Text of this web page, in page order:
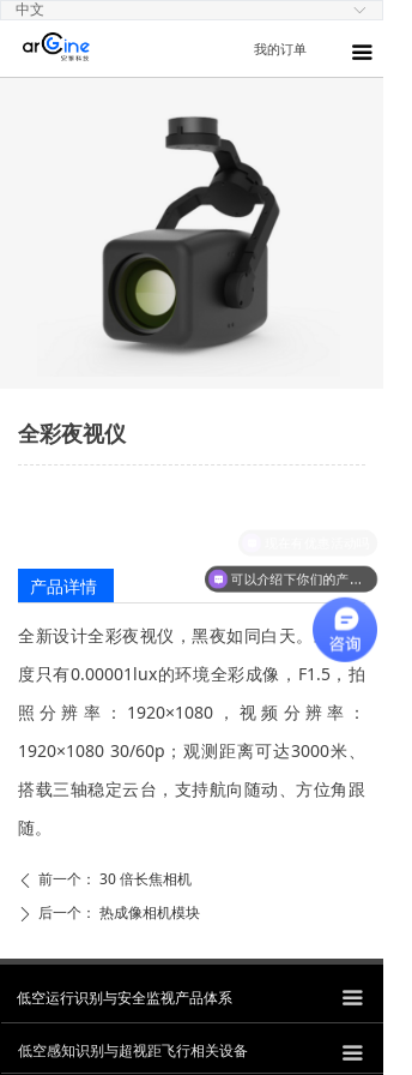
我的订单 끀
ꀅ
中文
全彩夜视仪
全新设计全彩夜视仪，黑夜如同白天。对光照
度只有0.00001lux的环境全彩成像，F1.5，拍
照分辨率：1920×1080，视频分辨率：
1920×1080 30/60p；观测距离可达3000米、
搭载三轴稳定云台，支持航向随动、方位角跟
随。
产品详情
ꄴ 前一个： 30 倍长焦相机
ꄲ 后一个： 热成像相机模块
低空运行识别与安全监视产品体系
低空感知识别与超视距飞行相关设备 끀
끀